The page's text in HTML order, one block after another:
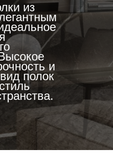
из
и
полок